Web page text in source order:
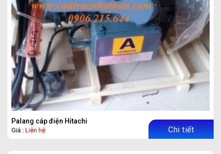
Palang cáp điện Hitachi
Giá : Liên hệ Chi tiết